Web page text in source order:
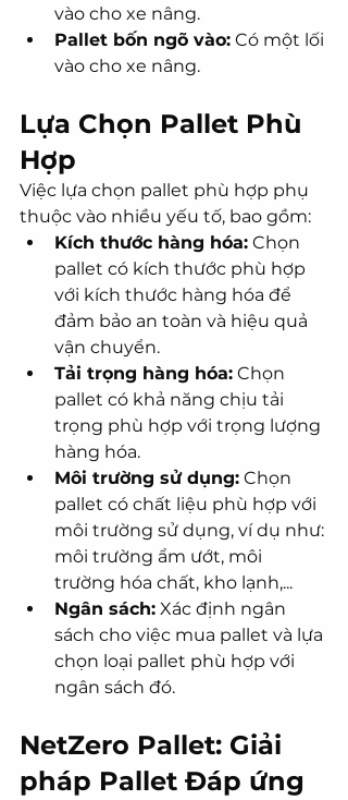
vào cho xe nâng.
Pallet bốn ngõ vào: Có một lối
vào cho xe nâng.
Lựa Chọn Pallet Phù
Hợp
Việc lựa chọn pallet phù hợp phụ
thuộc vào nhiều yếu tố, bao gồm:
Kích thước hàng hóa: Chọn
pallet có kích thước phù hợp
với kích thước hàng hóa để
đảm bảo an toàn và hiệu quả
vận chuyển.
Tải trọng hàng hóa: Chọn
pallet có khả năng chịu tải
trọng phù hợp với trọng lượng
hàng hóa.
Môi trường sử dụng: Chọn
pallet có chất liệu phù hợp với
môi trường sử dụng, ví dụ như:
môi trường ẩm ướt, môi
trường hóa chất, kho lạnh,...
Ngân sách: Xác định ngân
sách cho việc mua pallet và lựa
chọn loại pallet phù hợp với
ngân sách đó.
NetZero Pallet: Giải
pháp Pallet Đáp ứng